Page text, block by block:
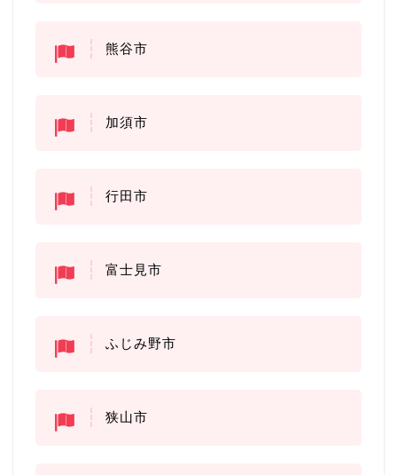
熊谷市
加須市
行田市
富士見市
ふじみ野市
狭山市